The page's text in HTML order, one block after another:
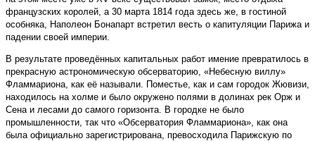
французских королей, а 30 марта 1814 года здесь же, в гостиной
особняка, Наполеон Бонапарт встретил весть о капитуляции Парижа и
падении своей империи.
В результате проведённых капитальных работ имение превратилось в
прекрасную астрономическую обсерваторию, «Небесную виллу»
Фламмариона, как её называли. Поместье, как и сам городок Жювизи,
находилось на холме и было окружено полями в долинах рек Орж и
Сена и лесами до самого горизонта. В городке не было
промышленности, так что «Обсерватория Фламмариона», как она
была официально зарегистрирована, превосходила Парижскую по